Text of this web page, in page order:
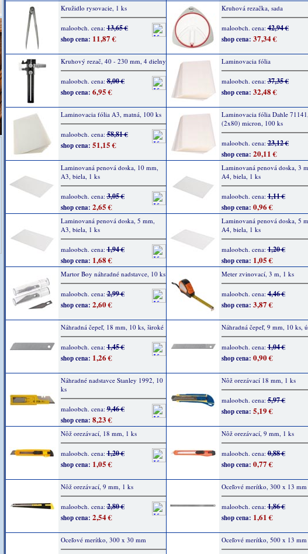
Kružidlo rysovacie, 1 ks
maloobch. cena:13,65 €
shop cena: 11,87 €
Kruhová rezačka, sada
maloobch. cena:42,94 €
shop cena: 37,34 €
Kruhový rezač, 40 - 230 mm, 4 dielny
maloobch. cena:8,00 €
shop cena: 6,95 €
Laminovacia fólia
maloobch. cena:37,35 €
shop cena: 32,48 €
Laminovacia fólia A3, matná, 100 ks
maloobch. cena:58,81 €
shop cena: 51,15 €
Laminovacia fólia Dahle 71141,
(2x80) micron, 100 ks
maloobch. cena:23,12 €
shop cena: 20,11 €
Laminovaná penová doska, 10 mm,
A3, biela, 1 ks
maloobch. cena:3,05 €
shop cena: 2,65 €
Laminovaná penová doska, 3
A4, biela, 1 ks
maloobch. cena:1,11 €
shop cena: 0,96 €
Laminovaná penová doska, 5 mm,
A3, biela, 1 ks
maloobch. cena:1,94 €
shop cena: 1,68 €
Laminovaná penová doska, 5
A4, biela, 1 ks
maloobch. cena:1,20 €
shop cena: 1,05 €
Martor Boy náhradné nadstavce, 10 ks
maloobch. cena:2,99 €
shop cena: 2,60 €
Meter zvinovací, 3 m, 1 ks
maloobch. cena:4,46 €
shop cena: 3,87 €
Náhradná čepeľ, 18 mm, 10 ks, široké
maloobch. cena:1,45 €
shop cena: 1,26 €
Náhradná čepeľ, 9 mm, 10 ks,
maloobch. cena:1,04 €
shop cena: 0,90 €
Náhradné nadstavce Stanley 1992, 10
ks
maloobch. cena:9,46 €
shop cena: 8,23 €
Nôž orezávací 18 mm, 1 ks
maloobch. cena:5,97 €
shop cena: 5,19 €
Nôž orezávací, 18 mm, 1 ks
maloobch. cena:1,20 €
shop cena: 1,05 €
Nôž orezávací, 9 mm, 1 ks
maloobch. cena:0,88 €
shop cena: 0,77 €
Nôž orezávací, 9 mm, 1 ks
maloobch. cena:2,80 €
shop cena: 2,54 €
Oceľové merítko, 300 x 13 mm
maloobch. cena:1,86 €
shop cena: 1,61 €
Oceľové merítko, 300 x 30 mm Oceľové merítko, 500 x 13 mm